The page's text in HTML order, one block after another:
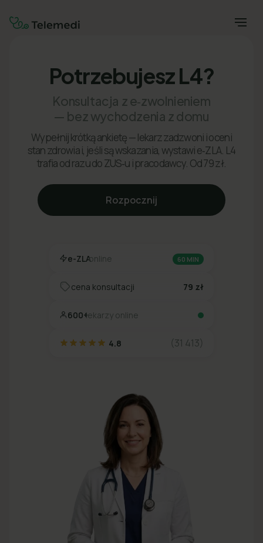
Potrzebujesz L4?
Konsultacja z e‑zwolnieniem
— bez wychodzenia z domu
Wypełnij krótką ankietę — lekarz zadzwoni i oceni
stan zdrowia i, jeśli są wskazania, wystawi e‑ZLA. L4
trafia od razu do ZUS‑u i pracodawcy. Od 79 zł.
Rozpocznij
e-ZLAonline 60 MIN
cena konsultacji 79 zł
600+lekarzy online
4.8 (31 413)